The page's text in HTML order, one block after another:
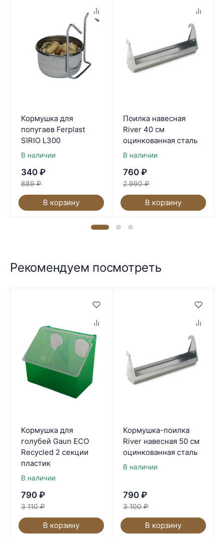
Кормушка для
попугаев Ferplast
SIRIO L300
В наличии
340 ₽
889 ₽
В корзину
Поилка навесная
River 40 см
оцинкованная сталь
В наличии
760 ₽
2 990 ₽
В корзину
Рекомендуем посмотреть
Кормушка для
голубей Gaun ECO
Recycled 2 секции
пластик
В наличии
790 ₽
3 110 ₽
В корзину
Кормушка-поилка
River навесная 50 см
оцинкованная сталь
В наличии
790 ₽
3 100 ₽
В корзину